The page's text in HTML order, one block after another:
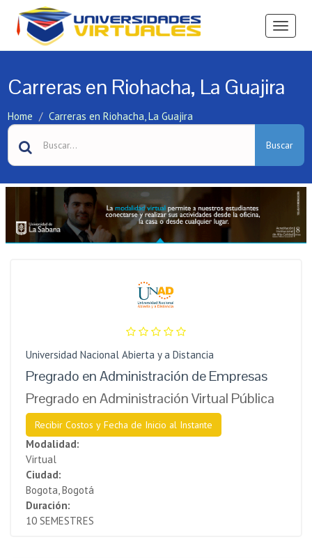
Ver
Carreras en Riohacha, La Guajira
Home Carreras en Riohacha, La Guajira
Buscar
Universidad Nacional Abierta y a Distancia
Pregrado en Administración de Empresas
Pregrado en Administración Virtual Pública
Recibir Costos y Fecha de Inicio al Instante
Modalidad:
Virtual
Ciudad:
Bogota, Bogotá
Duración:
10 SEMESTRES